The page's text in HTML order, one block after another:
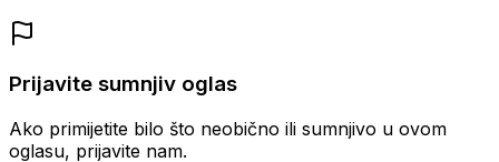
Prijavite sumnjiv oglas
Ako primijetite bilo što neobično ili sumnjivo u ovom
oglasu, prijavite nam.